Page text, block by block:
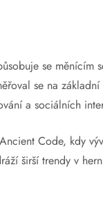
se měnícím
se na
a sociálních
Code, kdy
širší trendy v